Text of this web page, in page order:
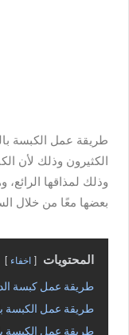
طريقة عمل الكبسة
الكثيرون وذلك لأن
وذلك لمذاقها
بعضها معًا من خلال
المحتويات اخفاء
طريقة عمل كبسة
طريقة عمل الكبسة
طريقة عمل الكبسة